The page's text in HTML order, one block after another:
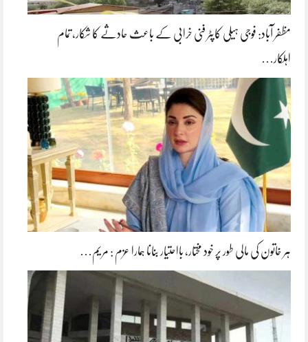
مظفر آباد: فوجی ہیلی کاپٹر فنی خرابی کے باعث حادثے کا شکار، تمام
اہلکار…
ہر خاتون کی مالی طور پر خود مختار، بااحتیار بنانا ہمارا عزم : مریم…